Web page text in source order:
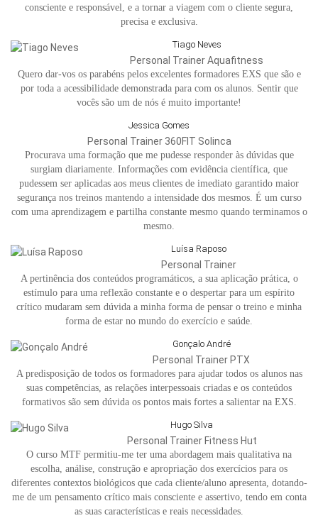
consciente e responsável, e a tornar a viagem com o cliente segura,
precisa e exclusiva.
Tiago Neves
Personal Trainer Aquafitness
Quero dar-vos os parabéns pelos excelentes formadores EXS que são e
por toda a acessibilidade demonstrada para com os alunos. Sentir que
vocês são um de nós é muito importante!
Jessica Gomes
Personal Trainer 360FIT Solinca
Procurava uma formação que me pudesse responder às dúvidas que
surgiam diariamente. Informações com evidência científica, que
pudessem ser aplicadas aos meus clientes de imediato garantido maior
segurança nos treinos mantendo a intensidade dos mesmos. É um curso
com uma aprendizagem e partilha constante mesmo quando terminamos o
mesmo.
Luísa Raposo
Personal Trainer
A pertinência dos conteúdos programáticos, a sua aplicação prática, o
estímulo para uma reflexão constante e o despertar para um espírito
crítico mudaram sem dúvida a minha forma de pensar o treino e minha
forma de estar no mundo do exercício e saúde.
Gonçalo André
Personal Trainer PTX
A predisposição de todos os formadores para ajudar todos os alunos nas
suas competências, as relações interpessoais criadas e os conteúdos
formativos são sem dúvida os pontos mais fortes a salientar na EXS.
Hugo Silva
Personal Trainer Fitness Hut
O curso MTF permitiu-me ter uma abordagem mais qualitativa na
escolha, análise, construção e apropriação dos exercícios para os
diferentes contextos biológicos que cada cliente/aluno apresenta, dotando-
me de um pensamento crítico mais consciente e assertivo, tendo em conta
as suas características e reais necessidades.